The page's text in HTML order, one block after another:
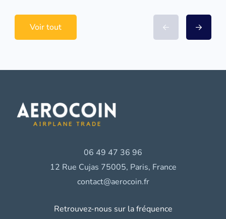
Voir tout
06 49 47 36 96
12 Rue Cujas 75005, Paris, France
contact@aerocoin.fr
Retrouvez-nous sur la fréquence